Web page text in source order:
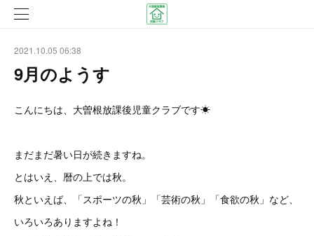
2021.10.05 06:38
9月のようす
こんにちは、大曽根放課後児童クラブです☀
まだまだ暑い日が続きますね。
とはいえ、暦の上では秋。
秋といえば、「スポーツの秋」「芸術の秋」「食欲の秋」など、
いろいろありますよね！